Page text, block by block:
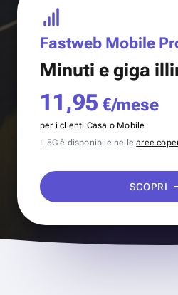
Fastweb Mobile
Minuti e giga
11,95 €/mese
per i clienti Casa o Mobile
Il 5G è disponibile nellearee
SCOPRI